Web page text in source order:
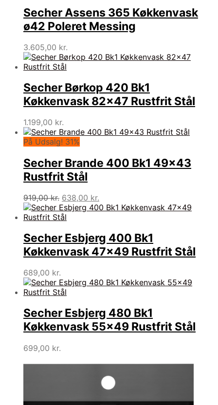
Secher Assens 365 Køkkenvask
ø42 Poleret Messing
3.605,00 kr.
Secher Børkop 420 Bk1
Køkkenvask 82×47 Rustfrit Stål
1.199,00 kr.
På Udsalg! 31%
Secher Brande 400 Bk1 49×43
Rustfrit Stål
919,00kr. Den
oprindelige
pris
919,00 kr..
638,00 kr.
aktuelle
638,00 kr..
Secher Esbjerg 400 Bk1
Køkkenvask 47×49 Rustfrit Stål
689,00 kr.
Secher Esbjerg 480 Bk1
Køkkenvask 55×49 Rustfrit Stål
699,00 kr.